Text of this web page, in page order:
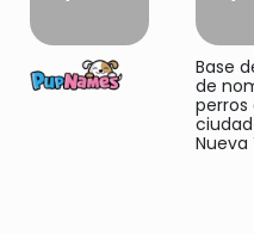
Base
de
perros
Nueva